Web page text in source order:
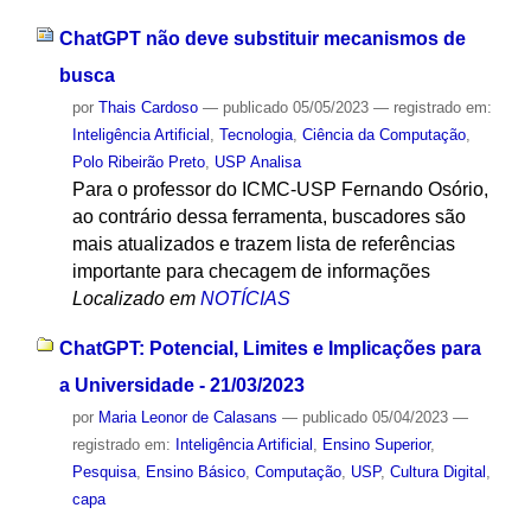
ChatGPT não deve substituir mecanismos de
busca
por Thais Cardoso — publicado05/05/2023 — registrado em:
Inteligência Artificial Tecnologia, Ciência da Computação,
Polo Ribeirão Preto, USP Analisa
Para o professor do ICMC-USP Fernando Osório,
ao contrário dessa ferramenta, buscadores são
mais atualizados e trazem lista de referências
importante para checagem de informações
Localizado em NOTÍCIAS
ChatGPT: Potencial, Limites e Implicações para
a Universidade - 21/03/2023
por Maria Leonor de Calasans — publicado05/04/2023 —
registrado em: Inteligência Artificial , Ensino Superior,
Pesquisa, Ensino Básico, Computação, USP, Cultura Digital ,
capa